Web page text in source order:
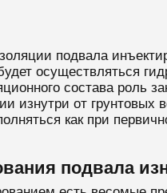
подвала
осуществляться
состава роль
изнутри от
как при
подвала